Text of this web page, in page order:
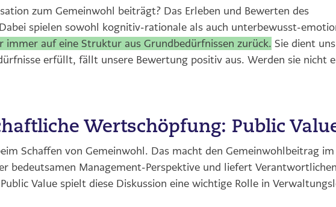
zum Gemeinwohl beiträgt? Das Erleben und Bewerten des
spielen sowohl kognitiv-rationale als auch unterbewusst-
immer auf eine Struktur aus Grundbedürfnissen zurück. Sie dient uns
erfüllt, fällt unsere Bewertung positiv aus. Werden sie nicht
Wertschöpfung: Public
Schaffen von Gemeinwohl. Das macht den Gemeinwohlbeitrag im
bedeutsamen Management-Perspektive und liefert Verantwortlichen
Value spielt diese Diskussion eine wichtige Rolle in